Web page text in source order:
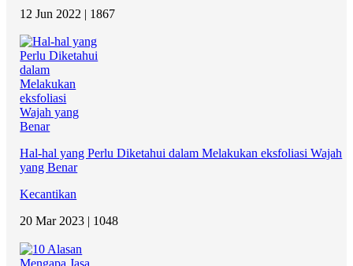
12 Jun 2022 | 1867
Hal-hal yang Perlu Diketahui dalam Melakukan eksfoliasi Wajah
yang Benar
Kecantikan
20 Mar 2023 | 1048